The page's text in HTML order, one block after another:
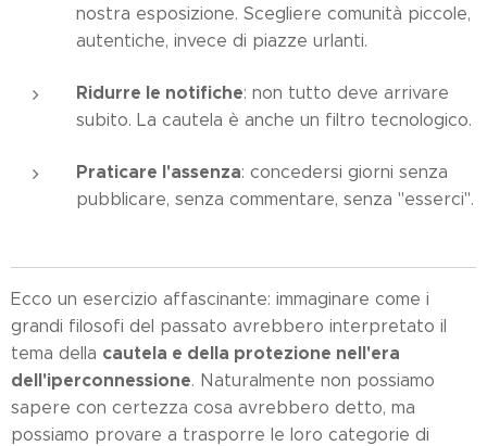
nostra esposizione. Scegliere comunità piccole,
autentiche, invece di piazze urlanti.
Ridurre le notifiche: non tutto deve arrivare
subito. La cautela è anche un filtro tecnologico.
Praticare l'assenza: concedersi giorni senza
pubblicare, senza commentare, senza "esserci".
Ecco un esercizio affascinante: immaginare come i
grandi filosofi del passato avrebbero interpretato il
tema della cautela e della protezione nell'era
dell'iperconnessione. Naturalmente non possiamo
sapere con certezza cosa avrebbero detto, ma
possiamo provare a trasporre le loro categorie di